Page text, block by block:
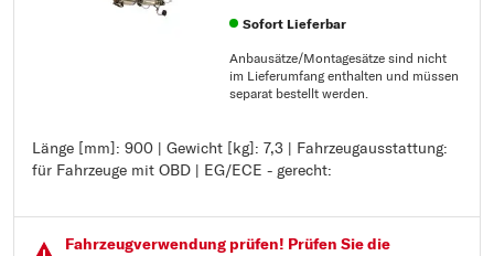
Sofort Lieferbar
Anbausätze/Montagesätze sind nicht
im Lieferumfang enthalten und müssen
separat bestellt werden.
Länge [mm]: 900 | Gewicht [kg]: 7,3 | Fahrzeugausstattung:
für Fahrzeuge mit OBD | EG/ECE - gerecht:
Länge [mm]: 900
Gewicht [kg]: 7,3
EG/ECE - gerecht:
Fahrzeugver­wendung prüfen! Prüfen Sie die